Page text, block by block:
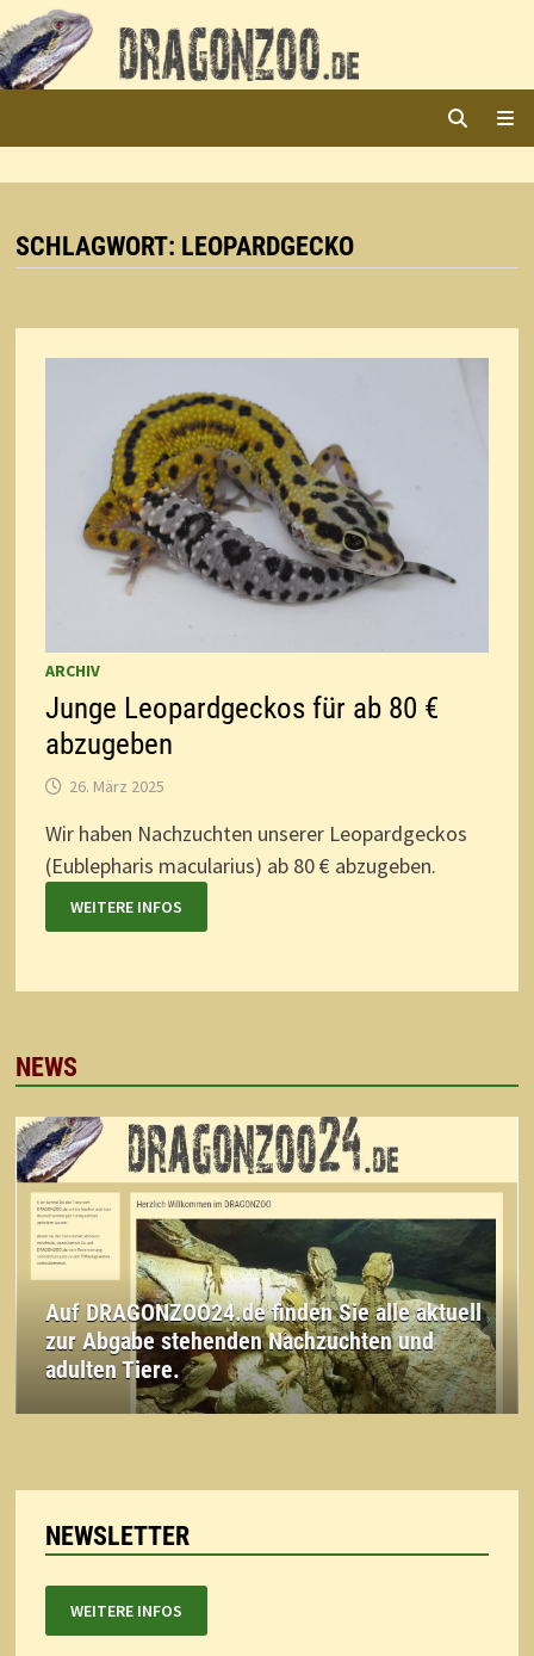
Zurück
zum
Inhalt
SCHLAGWORT: LEOPARDGECKO
ARCHIV
Junge Leopardgeckos für ab 80 €
abzugeben
26. März 2025
Wir haben Nachzuchten unserer Leopardgeckos
(Eublepharis macularius) ab 80 € abzugeben.
WEITERE INFOS
NEWS
Auf DRAGONZOO24.de finden Sie alle aktuell
zur Abgabe stehenden Nachzuchten und
adulten Tiere.
NEWSLETTER
WEITERE INFOS